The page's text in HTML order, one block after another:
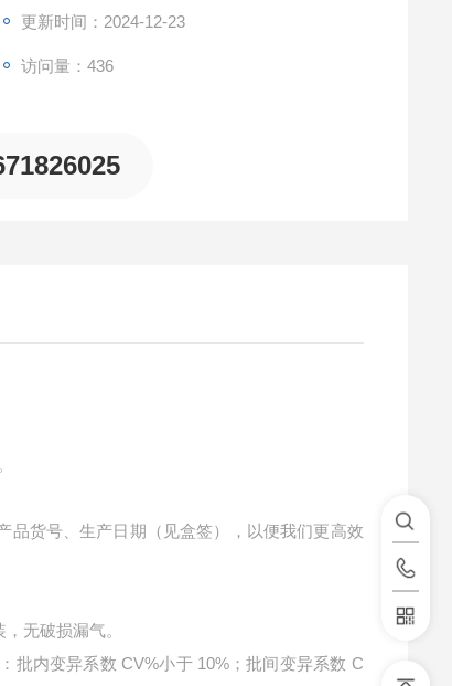
更新时间：2024-12-23
访问量：436
品货号、生产日期（见盒签），以便我们更高效
无破损漏气。
批内变异系数 CV%小于 10%；批间变异系数 C